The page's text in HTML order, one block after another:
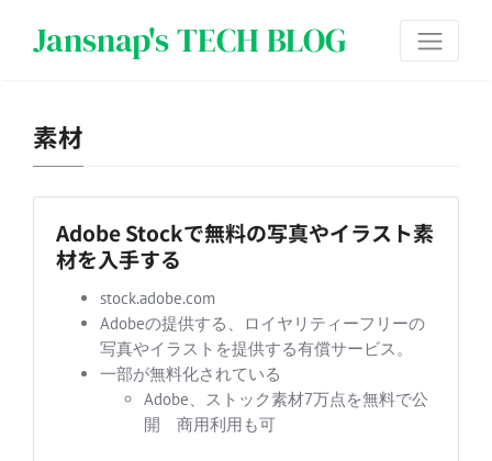
Jansnap's TECH BLOG
素材
Adobe Stockで無料の写真やイラスト素
材を入手する
stock.adobe.com
Adobeの提供する、ロイヤリティーフリーの
写真やイラストを提供する有償サービス。
一部が無料化されている
Adobe、ストック素材7万点を無料で公
開 商用利用も可